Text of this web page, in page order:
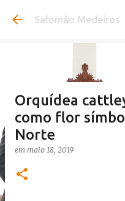
Pular para o
Salomão Medeiros
Orquídea
como flor
Norte
em maio 18, 2019